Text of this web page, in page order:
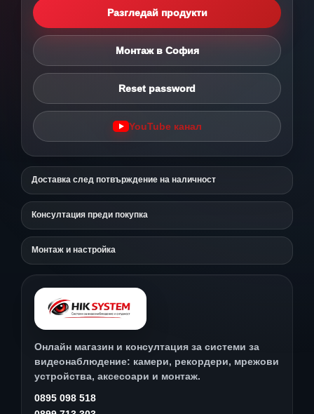
Разгледай продукти
Монтаж в София
Reset password
YouTube канал
Доставка след потвърждение на наличност
Консултация преди покупка
Монтаж и настройка
Онлайн магазин и консултация за системи за
видеонаблюдение: камери, рекордери, мрежови
устройства, аксесоари и монтаж.
0895 098 518